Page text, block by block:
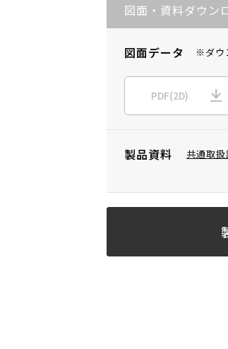
図面・資料ダウン
図面データ ※ダウ
PDF(2D)
製品資料 共通取